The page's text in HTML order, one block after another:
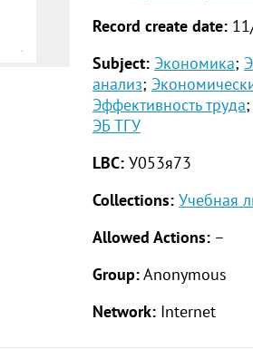
Record create date:
Subject: Экономика;
анализ;
Эффективность труда;
ЭБ ТГУ
LBC: У053я73
Collections: Учебная
Allowed Actions: –
Group:Anonymous
Network: Internet